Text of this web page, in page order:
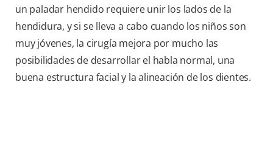
un paladar hendido requiere unir los lados de la
hendidura, y si se lleva a cabo cuando los niños son
muy jóvenes, la cirugía mejora por mucho las
posibilidades de desarrollar el habla normal, una
buena estructura facial y la alineación de los dientes.